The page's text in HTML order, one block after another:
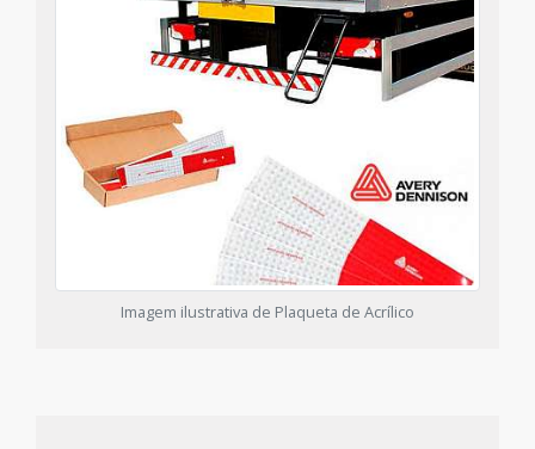
Imagem ilustrativa de Plaqueta de Acrílico